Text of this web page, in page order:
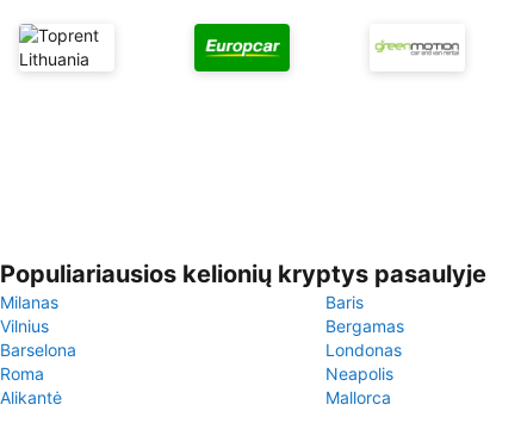
Populiariausios kelionių kryptys pasaulyje
Milanas
Baris
Vilnius
Bergamas
Barselona
Londonas
Roma
Neapolis
Alikantė
Mallorca